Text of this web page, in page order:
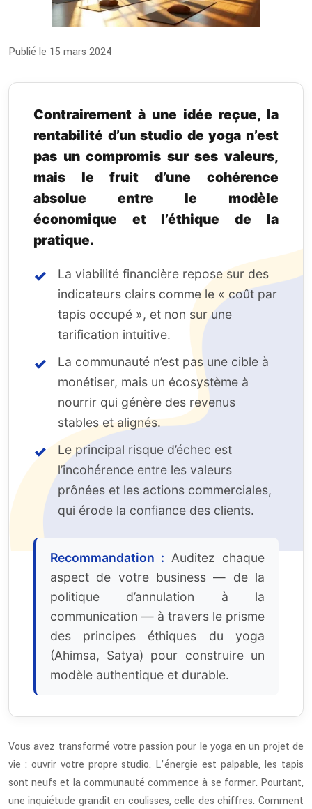
Publié le 15 mars 2024
Contrairement à une idée reçue, la
rentabilité d’un studio de yoga n’est
pas un compromis sur ses valeurs,
mais le fruit d’une cohérence
absolue entre le modèle
économique et l’éthique de la
pratique.
La viabilité financière repose sur des
indicateurs clairs comme le « coût par
tapis occupé », et non sur une
tarification intuitive.
La communauté n’est pas une cible à
monétiser, mais un écosystème à
nourrir qui génère des revenus
stables et alignés.
Le principal risque d’échec est
l’incohérence entre les valeurs
prônées et les actions commerciales,
qui érode la confiance des clients.
Recommandation : Auditez chaque
aspect de votre business — de la
politique d’annulation à la
communication — à travers le prisme
des principes éthiques du yoga
(Ahimsa, Satya) pour construire un
modèle authentique et durable.
Vous avez transformé votre passion pour le yoga en un projet de
vie : ouvrir votre propre studio. L’énergie est palpable, les tapis
sont neufs et la communauté commence à se former. Pourtant,
une inquiétude grandit en coulisses, celle des chiffres. Comment